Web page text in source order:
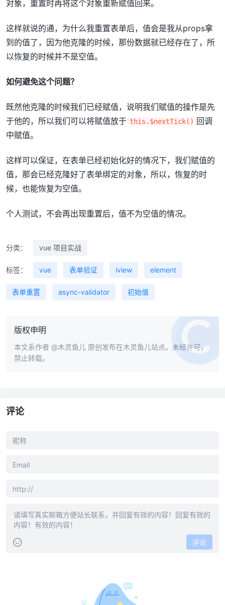
对象，重置时再将这个对象重新赋值回来。
这样就说的通，为什么我重置表单后，值会是我从props拿
到的值了，因为他克隆的时候，那份数据就已经存在了，所
以恢复的时候并不是空值。
如何避免这个问题？
既然他克隆的时候我们已经赋值，说明我们赋值的操作是先
于他的，所以我们可以将赋值放于 this.$nextTick() 回调
中赋值。
这样可以保证，在表单已经初始化好的情况下，我们赋值的
值，那会已经克隆好了表单绑定的对象，所以，恢复的时
候，也能恢复为空值。
个人测试，不会再出现重置后，值不为空值的情况。
分类： vue 项目实战
标签： vue 表单验证 iview element
表单重置 async-validator 初始值
版权申明
本文系作者 @木灵鱼儿 原创发布在木灵鱼儿站点。未经许可，
禁止转载。
评论
评论